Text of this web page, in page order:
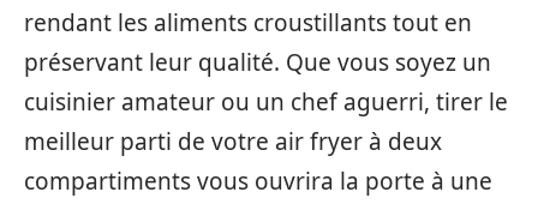
rendant les aliments croustillants tout en
préservant leur qualité. Que vous soyez un
cuisinier amateur ou un chef aguerri, tirer le
meilleur parti de votre air fryer à deux
compartiments vous ouvrira la porte à une